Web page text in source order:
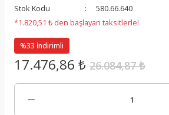
Stok Kodu
580.66.640
*1.820,51 ₺ den başlayan taksitlerle!
%33 İndirimli
17.476,86 ₺ 26.084,87 ₺